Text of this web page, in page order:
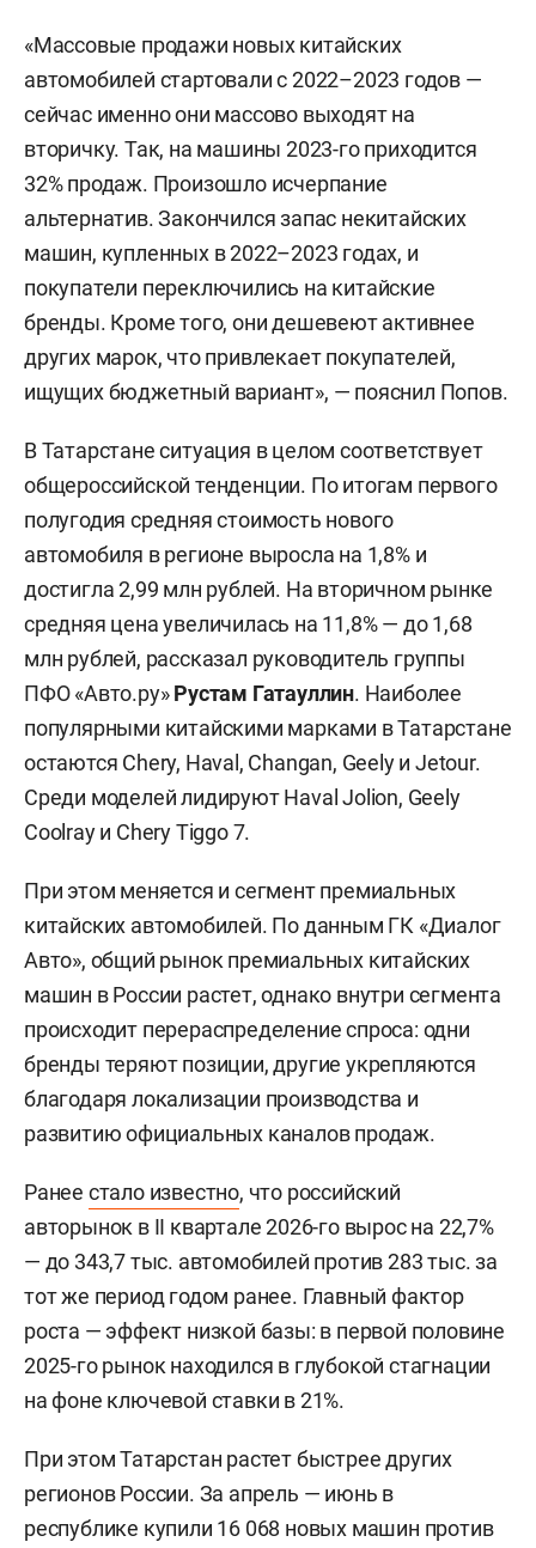
«Массовые продажи новых китайских
автомобилей стартовали с 2022–2023 годов —
сейчас именно они массово выходят на
вторичку. Так, на машины 2023-го приходится
32% продаж. Произошло исчерпание
альтернатив. Закончился запас некитайских
машин, купленных в 2022–2023 годах, и
покупатели переключились на китайские
бренды. Кроме того, они дешевеют активнее
других марок, что привлекает покупателей,
ищущих бюджетный вариант», — пояснил Попов.
В Татарстане ситуация в целом соответствует
общероссийской тенденции. По итогам первого
полугодия средняя стоимость нового
автомобиля в регионе выросла на 1,8% и
достигла 2,99 млн рублей. На вторичном рынке
средняя цена увеличилась на 11,8% — до 1,68
млн рублей, рассказал руководитель группы
ПФО «Авто.ру»Рустам Гатауллин. Наиболее
популярными китайскими марками в Татарстане
остаются Chery, Haval, Changan, Geely и Jetour.
Среди моделей лидируют Haval Jolion, Geely
Coolray и Chery Tiggo 7.
При этом меняется и сегмент премиальных
китайских автомобилей. По данным ГК «Диалог
Авто», общий рынок премиальных китайских
машин в России растет, однако внутри сегмента
происходит перераспределение спроса: одни
бренды теряют позиции, другие укрепляются
благодаря локализации производства и
развитию официальных каналов продаж.
Ранее стало известно, что российский
авторынок в II квартале 2026-го вырос на 22,7%
— до 343,7 тыс. автомобилей против 283 тыс. за
тот же период годом ранее. Главный фактор
роста — эффект низкой базы: в первой половине
2025-го рынок находился в глубокой стагнации
на фоне ключевой ставки в 21%.
При этом Татарстан растет быстрее других
регионов России. За апрель — июнь в
республике купили 16 068 новых машин против